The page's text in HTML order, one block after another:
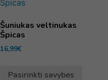
Šuniukas veltinukas
Špicas
16,99€
Pasirinkti savybes